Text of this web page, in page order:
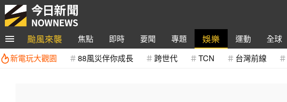
颱風來襲 焦點 即時 要聞 專題 娛樂 運動 全球
新電玩大觀園
88風災伴你成長 跨世代 TCN 台灣前線